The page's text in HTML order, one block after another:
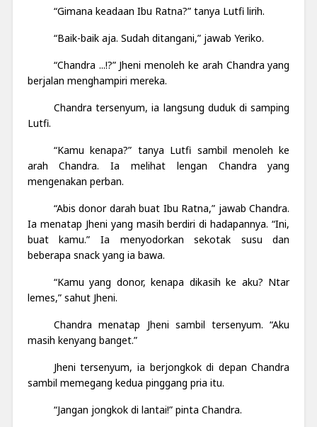
“Gimana keadaan Ibu Ratna?” tanya Lutfi lirih.
“Baik-baik aja. Sudah ditangani,” jawab Yeriko.
“Chandra ...!?” Jheni menoleh ke arah Chandra yang
berjalan menghampiri mereka.
Chandra tersenyum, ia langsung duduk di samping
Lutfi.
“Kamu kenapa?” tanya Lutfi sambil menoleh ke
arah Chandra. Ia melihat lengan Chandra yang
mengenakan perban.
“Abis donor darah buat Ibu Ratna,” jawab Chandra.
Ia menatap Jheni yang masih berdiri di hadapannya. “Ini,
buat kamu.” Ia menyodorkan sekotak susu dan
beberapa snack yang ia bawa.
“Kamu yang donor, kenapa dikasih ke aku? Ntar
lemes,” sahut Jheni.
Chandra menatap Jheni sambil tersenyum. “Aku
masih kenyang banget.”
Jheni tersenyum, ia berjongkok di depan Chandra
sambil memegang kedua pinggang pria itu.
“Jangan jongkok di lantai!” pinta Chandra.